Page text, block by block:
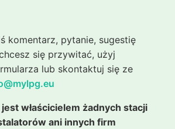
komentarz, pytanie, sugestię
się przywitać, użyj
lub skontaktuj się ze
właścicielem żadnych stacji
ani innych firm